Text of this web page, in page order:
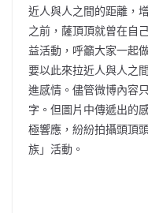
近人與人之間的距離，
之前，薩頂頂就曾在自
益活動，呼籲大家一起
要以此來拉近人與人之
進感情。儘管微博內容
字。但圖片中傳遞出的
極響應，紛紛拍攝頭頂
族」活動。